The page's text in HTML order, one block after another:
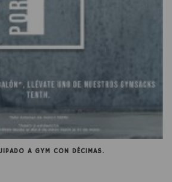
A GYM CON DÉCIMAS.